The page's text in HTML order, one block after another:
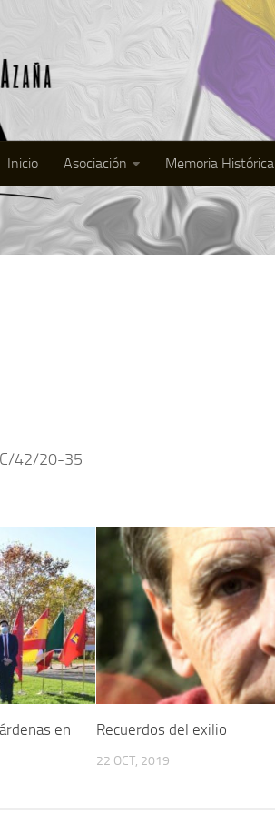
Inicio Asociación Memoria Histórica
42/20-35
en
Recuerdos del exilio
22 OCT, 2019